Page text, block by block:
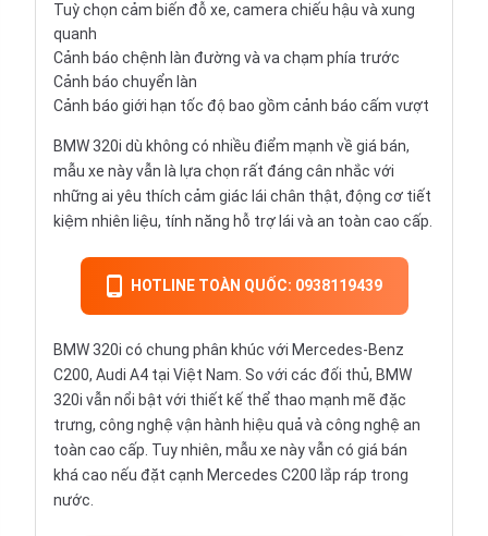
Tuỳ chọn cảm biến đỗ xe, camera chiếu hậu và xung
quanh
Cảnh báo chệnh làn đường và va chạm phía trước
Cảnh báo chuyển làn
Cảnh báo giới hạn tốc độ bao gồm cảnh báo cấm vượt
BMW 320i dù không có nhiều điểm mạnh về giá bán,
mẫu xe này vẫn là lựa chọn rất đáng cân nhắc với
những ai yêu thích cảm giác lái chân thật, động cơ tiết
kiệm nhiên liệu, tính năng hỗ trợ lái và an toàn cao cấp.
HOTLINE TOÀN QUỐC: 0938119439
BMW 320i có chung phân khúc với Mercedes-Benz
C200, Audi A4 tại Việt Nam. So với các đối thủ, BMW
320i vẫn nổi bật với thiết kế thể thao mạnh mẽ đặc
trưng, công nghệ vận hành hiệu quả và công nghệ an
toàn cao cấp. Tuy nhiên, mẫu xe này vẫn có giá bán
khá cao nếu đặt cạnh Mercedes C200 lắp ráp trong
nước.